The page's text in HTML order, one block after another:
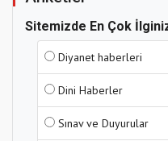
Sitemizde En Çok
Diyanet haberleri
Dini Haberler
Sınav ve Duyurular